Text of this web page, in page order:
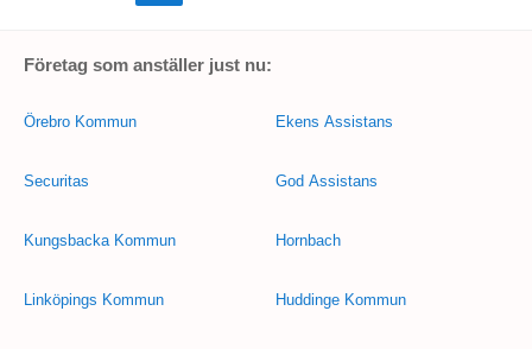
Företag som anställer just nu:
Örebro Kommun
Securitas
Kungsbacka Kommun
Linköpings Kommun
Ekens Assistans
God Assistans
Hornbach
Huddinge Kommun